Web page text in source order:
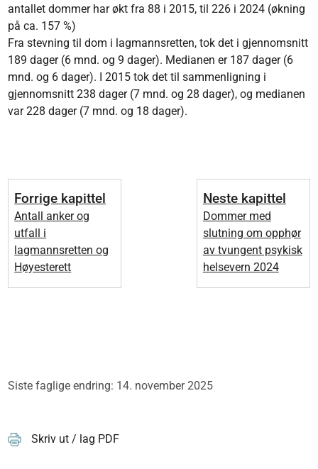
antallet dommer har økt fra 88 i 2015, til 226 i 2024 (økning
på ca. 157 %)
Fra stevning til dom i lagmannsretten, tok det i gjennomsnitt
189 dager (6 mnd. og 9 dager). Medianen er 187 dager (6
mnd. og 6 dager). I 2015 tok det til sammenligning i
gjennomsnitt 238 dager (7 mnd. og 28 dager), og medianen
var 228 dager (7 mnd. og 18 dager).
Forrige kapittel
Antall anker og
utfall i
lagmannsretten og
Høyesterett
Neste kapittel
Dommer med
slutning om opphør
av tvungent psykisk
helsevern 2024
Siste faglige endring: 14. november 2025
Skriv ut / lag PDF